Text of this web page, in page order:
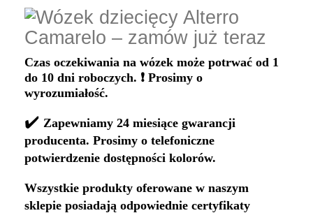
Czas oczekiwania na wózek może potrwać od 1
do 10 dni roboczych. ❗ Prosimy o
wyrozumiałość.
✔️ Zapewniamy 24 miesiące gwarancji
producenta. Prosimy o telefoniczne
potwierdzenie dostępności kolorów.
Wszystkie produkty oferowane w naszym
sklepie posiadają odpowiednie certyfikaty